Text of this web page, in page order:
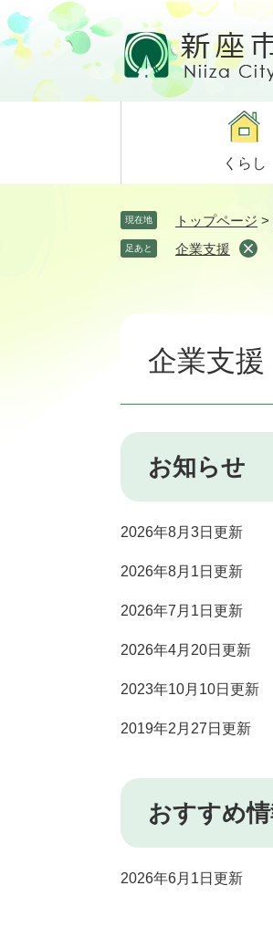
ペ
ー
ジ
メ
ニ
ュ
て
くらし
現在地 トップページ >
足あと 企業支援
企業支援
お知らせ
2026年8月3日更新
2026年8月1日更新
2026年7月1日更新
2026年4月20日更新
2023年10月10日更新
2019年2月27日更新
おすすめ
2026年6月1日更新